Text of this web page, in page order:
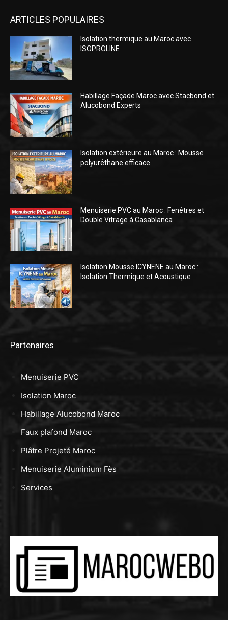
ARTICLES POPULAIRES
Isolation thermique au Maroc avec
ISOPROLINE
Habillage Façade Maroc avec Stacbond et
Alucobond Experts
Isolation extérieure au Maroc : Mousse
polyuréthane efficace
Menuiserie PVC au Maroc : Fenêtres et
Double Vitrage à Casablanca
Isolation Mousse ICYNENE au Maroc :
Isolation Thermique et Acoustique
Partenaires
Menuiserie PVC
Isolation Maroc
Habillage Alucobond Maroc
Faux plafond Maroc
Plâtre Projeté Maroc
Menuiserie Aluminium Fès
Services